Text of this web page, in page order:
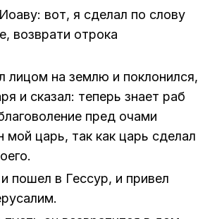
вот, я сде­лал по сло­ву
воз­вра­ти от­ро­ка
ли­цом на зем­лю и по­кло­нил­ся,
и ска­зал: те­перь зна­ет раб
пред оча­ми
мой царь, так как царь сде­лал
по­шел в Гес­сур, и при­вел